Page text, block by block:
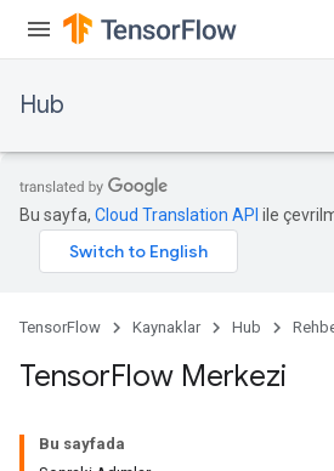
Hub
Bu sayfa, Cloud Translation API ile
TensorFlow Kaynaklar Hub
TensorFlow Merkezi
Bu sayfada